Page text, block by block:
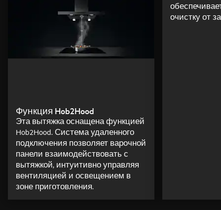
Функция Hob2Hood
Эта вытяжка оснащена функцией
Hob2Hood. Система удаленного
подключения позволяет варочной
панели взаимодействовать с
вытяжкой, интуитивно управляя
вентиляцией и освещением в
зоне приготовления.
очистку от